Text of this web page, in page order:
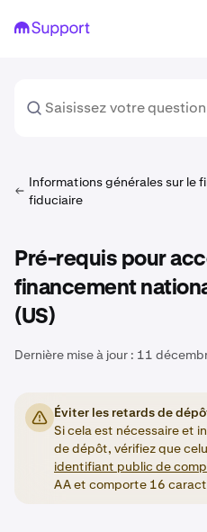
Informations générales sur le
fiduciaire
Pré-requis pour
financement
(US)
Dernière mise à jour : 11
Éviter les retards de
Si cela est nécessaire et
de dépôt, vérifiez que
identifiant public de
AA et comporte 16